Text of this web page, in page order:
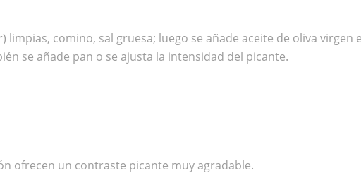
comino, sal gruesa; luego se añade aceite de oliva virgen
se añade pan o se ajusta la intensidad del picante.
ofrecen un contraste picante muy agradable.